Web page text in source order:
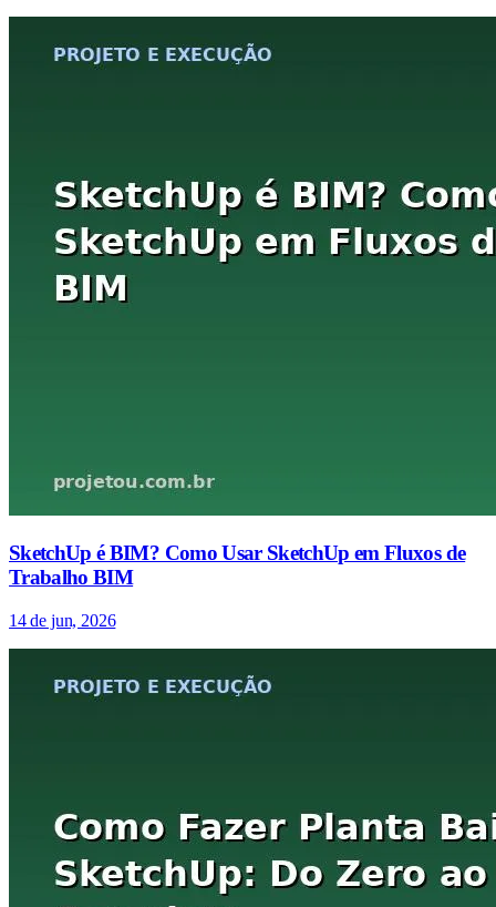
SketchUp é BIM? Como Usar SketchUp em Fluxos de
Trabalho BIM
14 de jun, 2026